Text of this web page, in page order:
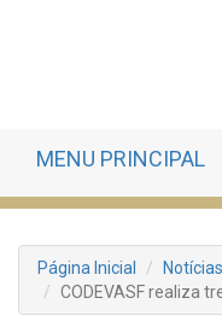
MENU PRINCIPAL
Página Inicial
Notícias
CODEVASF realiza